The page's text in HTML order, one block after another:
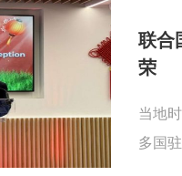
联合
荣
当地
多国